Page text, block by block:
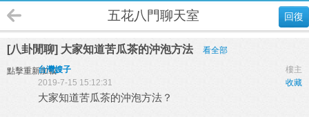
回復
五花八門聊天室
[八卦閒聊] 大家知道苦瓜茶的沖泡方法 看全部
點擊重新加載 樓主
台灣嫂子
收藏
2019-7-15 15:12:31
大家知道苦瓜茶的沖泡方法？